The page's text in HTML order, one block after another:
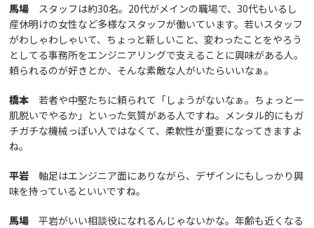
馬場 スタッフは約30名。20代がメインの職場で、30代もいるし
産休明けの女性など多様なスタッフが働いています。若いスタッフ
がわしゃわしゃいて、ちょっと新しいこと、変わったことをやろう
としてる事務所をエンジニアリングで支えることに興味がある人。
頼られるのが好きとか、そんな素敵な人がいたらいいなぁ。
橋本 若者や中堅たちに頼られて「しょうがないなぁ。ちょっと一
肌脱いでやるか」といった気質がある人ですね。メンタル的にもガ
チガチな機械っぽい人ではなくて、柔軟性が重要になってきますよ
ね。
平岩 軸足はエンジニア面にありながら、デザインにもしっかり興
味を持っているといいですね。
馬場 平岩がいい相談役になれるんじゃないかな。年齢も近くなる